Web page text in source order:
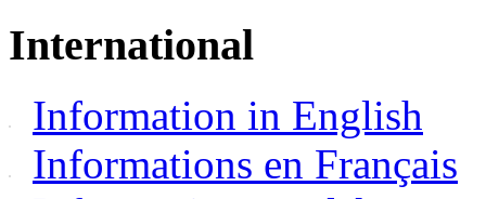
International
Information in English
Informations en Français